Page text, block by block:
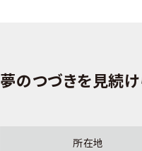
夢のつづきを見続
所在地